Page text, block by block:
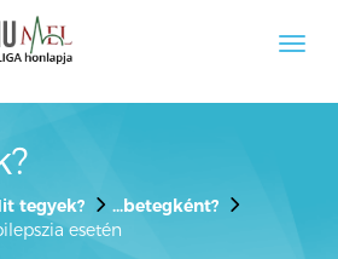
tegyek?
...betegként?
esetén